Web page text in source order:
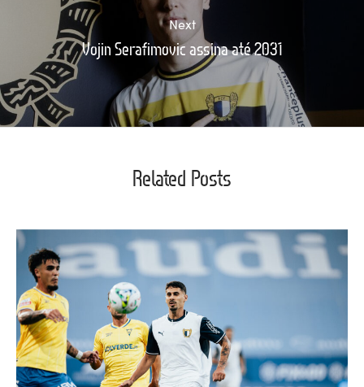
Next
Vojin Serafimovic assina até 2031
Related Posts